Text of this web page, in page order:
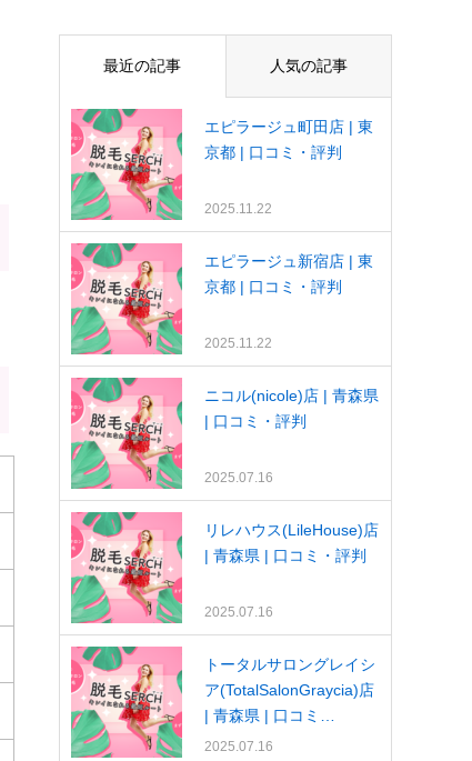
最近の記事 人気の記事
エピラージュ町田店 | 東
京都 | 口コミ・評判
2025.11.22
エピラージュ新宿店 | 東
京都 | 口コミ・評判
2025.11.22
ニコル(nicole)店 | 青森県
| 口コミ・評判
2025.07.16
リレハウス(LileHouse)店
| 青森県 | 口コミ・評判
2025.07.16
トータルサロングレイシ
ア(TotalSalonGraycia)店
| 青森県 | 口コミ…
2025.07.16